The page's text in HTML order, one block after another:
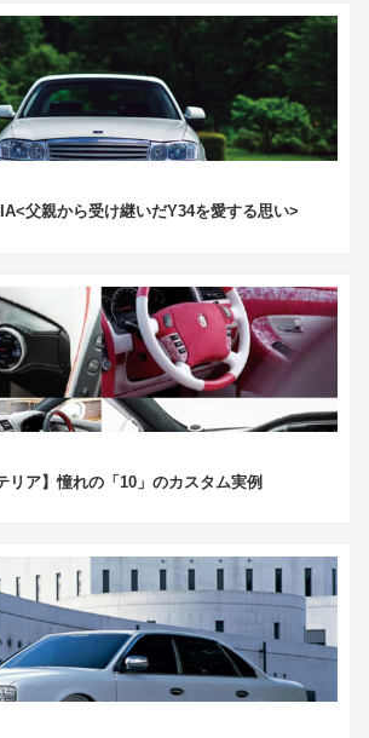
父親から受け継いだY34を愛する思い>
リア】憧れの「10」のカスタム実例